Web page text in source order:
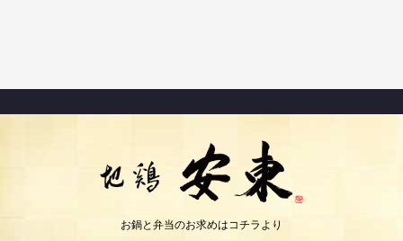
お鍋と弁当のお求めはコチラより